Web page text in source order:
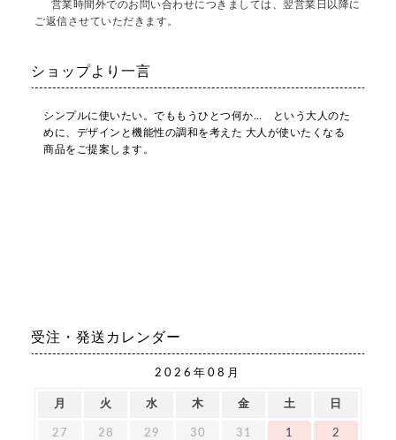
営業時間外でのお問い合わせにつきましては、翌営業日以降に
ご返信させていただきます。
ショップより一言
シンプルに使いたい。でももうひとつ何か… という大人のた
めに、デザインと機能性の調和を考えた 大人が使いたくなる
商品をご提案します。
受注・発送カレンダー
2026年08月
月 火 水 木 金 土 日
27 28 29 30 31 1 2